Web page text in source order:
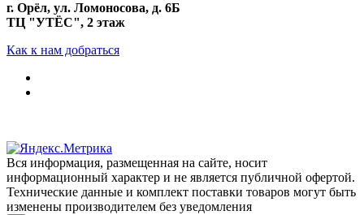
г. Орёл, ул. Ломоносова, д. 6Б
ТЦ "УТЁС", 2 этаж
Как к нам добраться
Вся информация, размещенная на сайте, носит
информационный характер и не является публичной офертой.
Технические данные и комплект поставки товаров могут быть
изменены производителем без уведомления